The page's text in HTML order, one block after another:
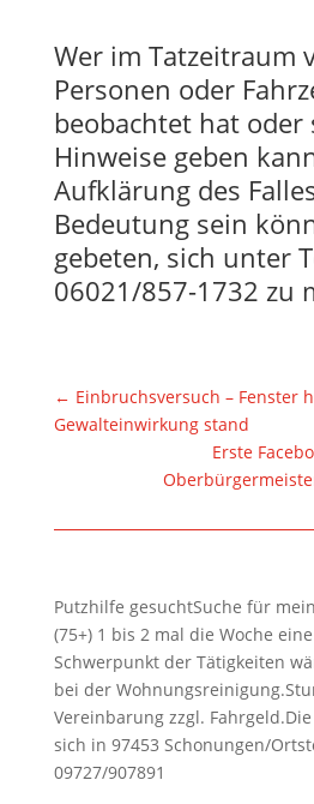
Wer im Tatzeitraum
Personen oder
beobachtet hat oder
Hinweise geben
Aufklärung des
Bedeutung sein
gebeten, sich unter
06021/857-1732 zu
← Einbruchsversuch – Fenster
Gewalteinwirkung stand
Erste
Putzhilfe gesuchtSuche für
(75+) 1 bis 2 mal die Woche
Schwerpunkt der Tätigkeiten
bei der
Vereinbarung zzgl.
sich in 97453 Schonungen/
09727/907891